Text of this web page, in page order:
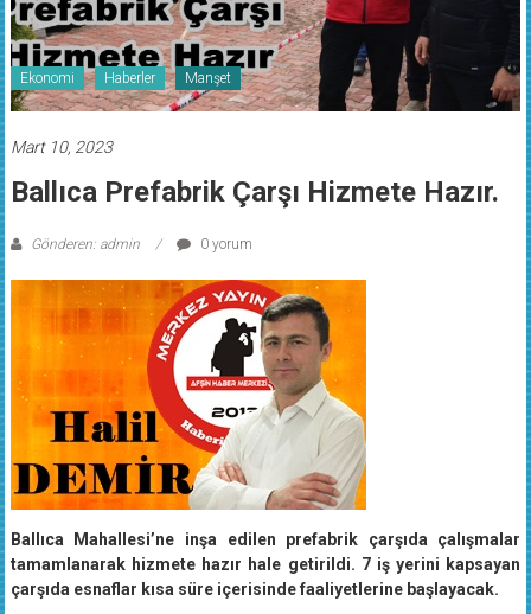
Ekonomi Haberler Manşet
Mart 10, 2023
Ballıca Prefabrik Çarşı Hizmete Hazır.
0 yorum
Ballıca Mahallesi’ne inşa edilen prefabrik çarşıda çalışmalar
tamamlanarak hizmete hazır hale getirildi. 7 iş yerini kapsayan
çarşıda esnaflar kısa süre içerisinde faaliyetlerine başlayacak.